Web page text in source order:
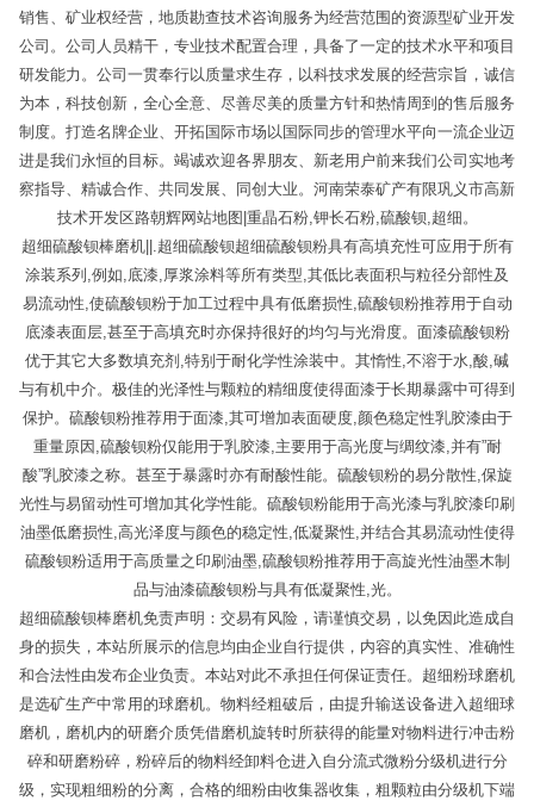
销售、矿业权经营，地质勘查技术咨询服务为经营范围的资源型矿业开发
公司。公司人员精干，专业技术配置合理，具备了一定的技术水平和项目
研发能力。公司一贯奉行以质量求生存，以科技求发展的经营宗旨，诚信
为本，科技创新，全心全意、尽善尽美的质量方针和热情周到的售后服务
制度。打造名牌企业、开拓国际市场以国际同步的管理水平向一流企业迈
进是我们永恒的目标。竭诚欢迎各界朋友、新老用户前来我们公司实地考
察指导、精诚合作、共同发展、同创大业。河南荣泰矿产有限巩义市高新
技术开发区路朝辉网站地图|重晶石粉,钾长石粉,硫酸钡,超细。
超细硫酸钡棒磨机||.超细硫酸钡超细硫酸钡粉具有高填充性可应用于所有
涂装系列,例如,底漆,厚浆涂料等所有类型,其低比表面积与粒径分部性及
易流动性,使硫酸钡粉于加工过程中具有低磨损性,硫酸钡粉推荐用于自动
底漆表面层,甚至于高填充时亦保持很好的均匀与光滑度。面漆硫酸钡粉
优于其它大多数填充剂,特别于耐化学性涂装中。其惰性,不溶于水,酸,碱
与有机中介。极佳的光泽性与颗粒的精细度使得面漆于长期暴露中可得到
保护。硫酸钡粉推荐用于面漆,其可增加表面硬度,颜色稳定性乳胶漆由于
重量原因,硫酸钡粉仅能用于乳胶漆,主要用于高光度与绸纹漆,并有”耐
酸”乳胶漆之称。甚至于暴露时亦有耐酸性能。硫酸钡粉的易分散性,保旋
光性与易留动性可增加其化学性能。硫酸钡粉能用于高光漆与乳胶漆印刷
油墨低磨损性,高光泽度与颜色的稳定性,低凝聚性,并结合其易流动性使得
硫酸钡粉适用于高质量之印刷油墨,硫酸钡粉推荐用于高旋光性油墨木制
品与油漆硫酸钡粉与具有低凝聚性,光。
超细硫酸钡棒磨机免责声明：交易有风险，请谨慎交易，以免因此造成自
身的损失，本站所展示的信息均由企业自行提供，内容的真实性、准确性
和合法性由发布企业负责。本站对此不承担任何保证责任。超细粉球磨机
是选矿生产中常用的球磨机。物料经粗破后，由提升输送设备进入超细球
磨机，磨机内的研磨介质凭借磨机旋转时所获得的能量对物料进行冲击粉
碎和研磨粉碎，粉碎后的物料经卸料仓进入自分流式微粉分级机进行分
级，实现粗细粉的分离，合格的细粉由收集器收集，粗颗粒由分级机下端